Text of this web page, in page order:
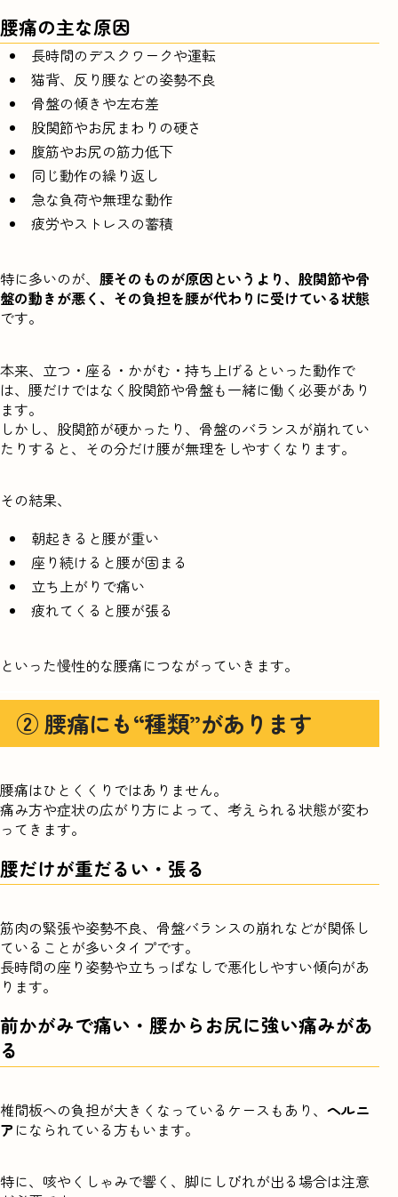
腰痛の主な原因
長時間のデスクワークや運転
猫背、反り腰などの姿勢不良
骨盤の傾きや左右差
股関節やお尻まわりの硬さ
腹筋やお尻の筋力低下
同じ動作の繰り返し
急な負荷や無理な動作
疲労やストレスの蓄積
特に多いのが、 腰そのものが原因というより、股関節や骨
盤の動きが悪く、その負担を腰が代わりに受けている状態
です。
本来、立つ・座る・かがむ・持ち上げるといった動作で
は、腰だけではなく股関節や骨盤も一緒に働く必要があり
ます。
しかし、股関節が硬かったり、骨盤のバランスが崩れてい
たりすると、その分だけ腰が無理をしやすくなります。
その結果、
朝起きると腰が重い
座り続けると腰が固まる
立ち上がりで痛い
疲れてくると腰が張る
といった慢性的な腰痛につながっていきます。
② 腰痛にも“種類”があります
腰痛はひとくくりではありません。
痛み方や症状の広がり方によって、考えられる状態が変わ
ってきます。
腰だけが重だるい・張る
筋肉の緊張や姿勢不良、骨盤バランスの崩れなどが関係し
ていることが多いタイプです。
長時間の座り姿勢や立ちっぱなしで悪化しやすい傾向があ
ります。
前かがみで痛い・腰からお尻に強い痛みがあ
る
椎間板への負担が大きくなっているケースもあり、 ヘルニ
ア になられている方もいます。
特に、咳やくしゃみで響く、脚にしびれが出る場合は注意